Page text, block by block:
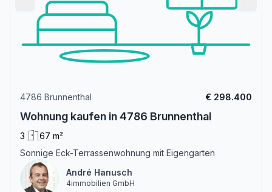
4786 Brunnenthal € 298.400
Wohnung kaufen in 4786 Brunnenthal
3
67 m²
Sonnige Eck-Terrassenwohnung mit Eigengarten
André Hanusch
4immobilien GmbH